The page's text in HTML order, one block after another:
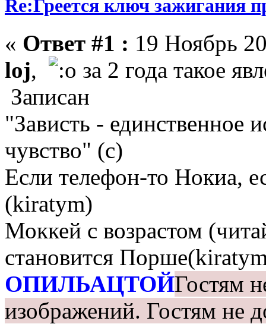
Re:Греется ключ зажигания
« Ответ #1 : 19 Ноябрь
loj,
за 2 года такое
Записан
"Зависть - единственное
чувство" (с)
Если телефон-то Нокиа,
(kiratym)
Моккей с возрастом
становится
ОПИЛЬАЦТОЙГостям
изображений. Гостям не